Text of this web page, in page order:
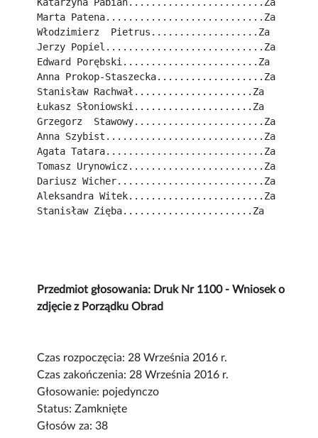
Marta Patena............................Za
Włodzimierz  Pietrus...................Za
Jerzy Popiel............................Za
Edward Porębski........................Za
Anna Prokop-Staszecka...................Za
Stanisław Rachwał.....................Za
Łukasz Słoniowski.....................Za
Grzegorz  Stawowy.......................Za
Anna Szybist............................Za
Agata Tatara............................Za
Tomasz Urynowicz........................Za
Dariusz Wicher..........................Za
Aleksandra Witek........................Za
Stanisław Zięba.......................Za
Przedmiot głosowania: Druk Nr 1100 - Wniosek o
zdjęcie z Porządku Obrad
Czas rozpoczęcia: 28 Września 2016 r.
Czas zakończenia: 28 Września 2016 r.
Głosowanie: pojedynczo
Status: Zamknięte
Głosów za: 38